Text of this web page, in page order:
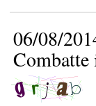
06/08/